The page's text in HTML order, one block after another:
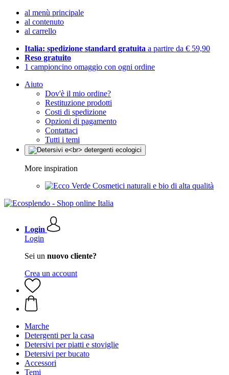
al menù principale
al contenuto
al carrello
Italia: spedizione standard gratuita a partire da € 59,90
Reso gratuito
1 campioncino omaggio con ogni ordine
Aiuto
Dov'è il mio ordine?
Restituzione prodotti
Costi di spedizione
Opzioni di pagamento
Contattaci
Tutti i temi
More inspiration
Cosmetici naturali e bio di alta qualità
Login
Login
Sei un nuovo cliente?
Crea un account
Marche
Detergenti per la casa
Detersivi per piatti e stoviglie
Detersivi per bucato
Accessori
Temi